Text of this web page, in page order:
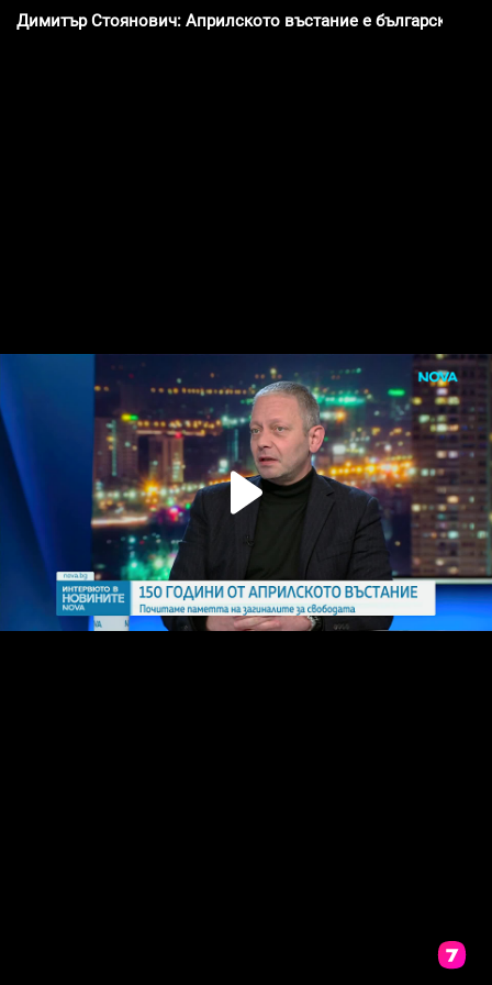
Димитър Стоянович: Априлското въстание е българската